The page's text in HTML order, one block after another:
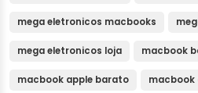
mega eletronicos macbooks
mega eletronicos loja macbook
macbook apple barato macbook